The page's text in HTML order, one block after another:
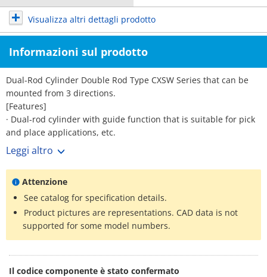
Visualizza altri dettagli prodotto
Informazioni sul prodotto
Dual-Rod Cylinder Double Rod Type CXSW Series that can be
mounted from 3 directions.
[Features]
· Dual-rod cylinder with guide function that is suitable for pick
and place applications, etc.
· Auto switch can be installed from 3 directions.
· Unique air cushion mechanism with no cushion ring.
Leggi altro
Attenzione
See catalog for specification details.
Product pictures are representations. CAD data is not
supported for some model numbers.
Il codice componente è stato confermato